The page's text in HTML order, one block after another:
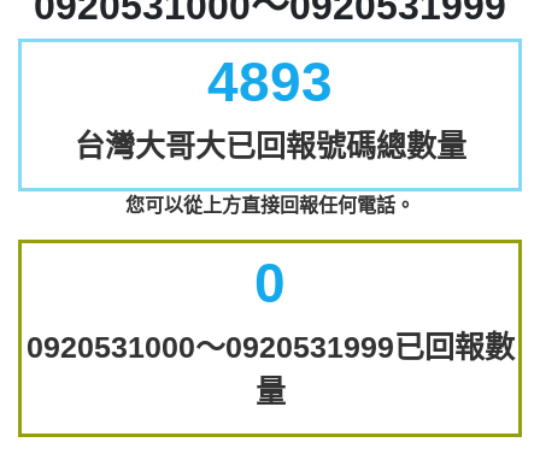
4893
台灣大哥大已回報號碼總數量
您可以從上方直接回報任何電話。
0
0920531000～0920531999已回報數
量